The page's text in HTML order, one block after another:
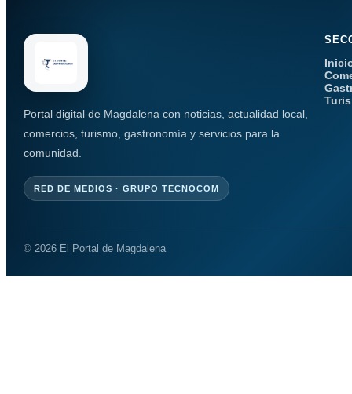
Portal digital de Magdalena con noticias, actualidad local,
comercios, turismo, gastronomía y servicios para la
comunidad.
RED DE MEDIOS · GRUPO TECNOCOM
© 2026 El Portal de Magdalena